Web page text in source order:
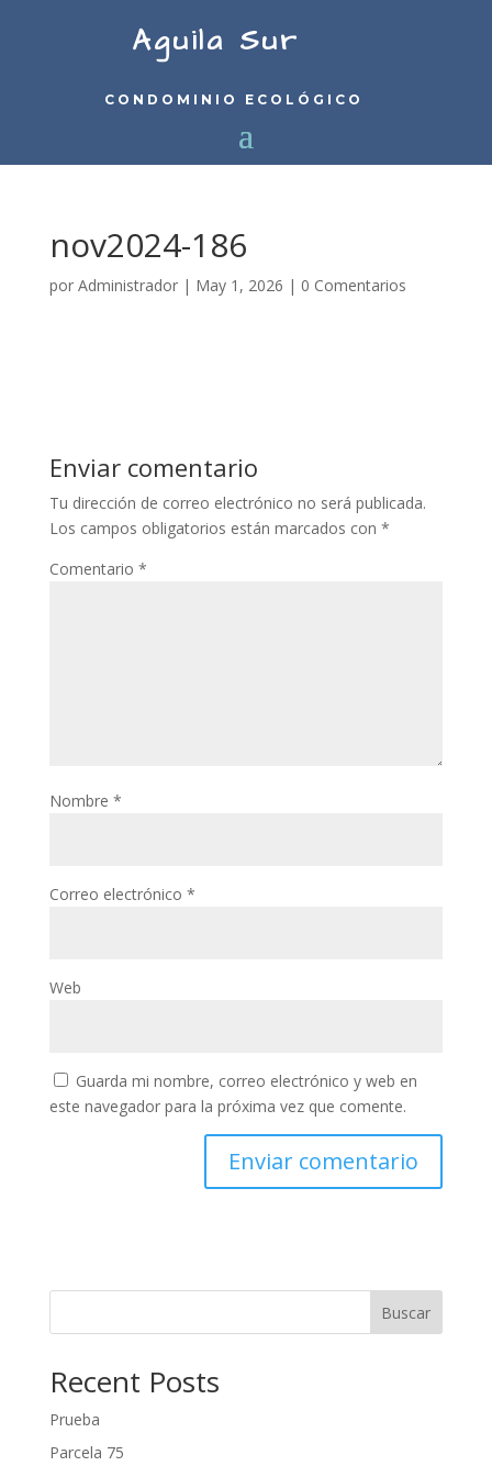
Aguila Sur
CONDOMINIO ECOLÓGICO
nov2024-186
por Administrador| May 1, 2026 | 0 Comentarios
Enviar comentario
Tu dirección de correo electrónico no será publicada.
Los campos obligatorios están marcados con *
Comentario *
Nombre *
Correo electrónico *
Web
Guarda mi nombre, correo electrónico y web en
este navegador para la próxima vez que comente.
Buscar
Recent Posts
Prueba
Parcela 75